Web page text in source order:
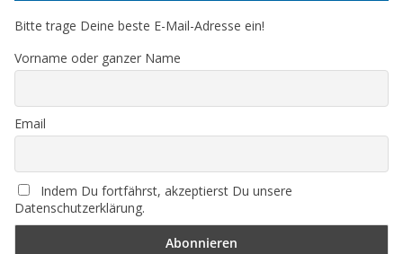
Bitte trage Deine beste E-Mail-Adresse ein!
Vorname oder ganzer Name
Email
Indem Du fortfährst, akzeptierst Du unsere
Datenschutzerklärung.